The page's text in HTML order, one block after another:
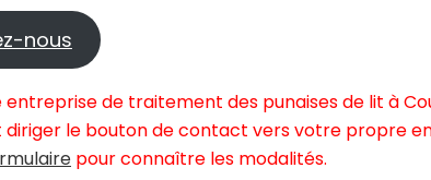
nous
entreprise de traitement des punaises de lit à
le bouton de contact vers votre propre
pour connaître les modalités.